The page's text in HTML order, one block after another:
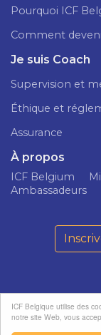
ICF Belgique utilise des
notre site Web, vous
Pourquoi ICF
Comment
Je suis Coach
Supervision et
Éthique et
Assurance
À propos
ICF Belgium
Ambassadeurs